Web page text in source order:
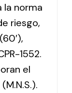
la norma
riesgo,
1552.
el